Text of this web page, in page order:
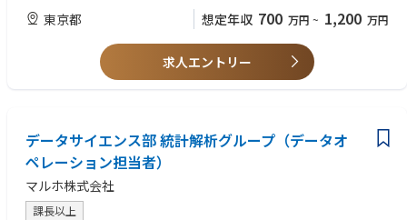
・プログラム医療機器（SaMD）の取り扱いを前提とした業務の知見、実
務経験が得ることが出来ます。
・国内、海外にて様々なPJが進行しており、中心的役割を担っていただき
【望ましいスキル・経験(want)】
● 実装能力
○ 共通：Python実装経験、映像処理実装経験
○ 他言語：C++実装経験（Modern C++実装経験があるとなお歓迎）
○ GUI系：Kivy・Qt(PyQt)によるGUI実装経験、OpenCV, OpenGLによる
○ 映像系：キャプチャボード- GPU周りのドライバ実装経験、映像処理の
チューニング経験
【求める人物像】
● チームの一員として関係者と連携して開発実務を進められる方
● チームビルディングに貢献できる方
東京都 想定年収 700 万円 ~ 1,200 万円
求人エントリー
データサイエンス部 統計解析グループ（データオ
ペレーション担当者）
マルホ株式会社
課長以上